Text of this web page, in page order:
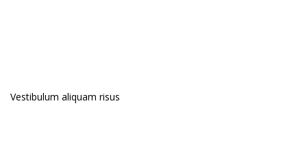
Vestibulum aliquam risus